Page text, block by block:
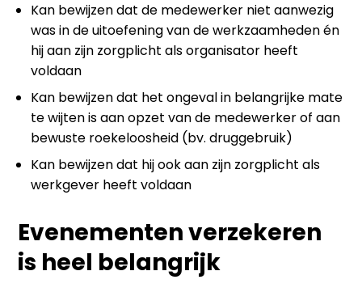
Kan bewijzen dat de medewerker niet aanwezig
was in de uitoefening van de werkzaamheden én
hij aan zijn zorgplicht als organisator heeft
voldaan
Kan bewijzen dat het ongeval in belangrijke mate
te wijten is aan opzet van de medewerker of aan
bewuste roekeloosheid (bv. druggebruik)
Kan bewijzen dat hij ook aan zijn zorgplicht als
werkgever heeft voldaan
Evenementen verzekeren
is heel belangrijk